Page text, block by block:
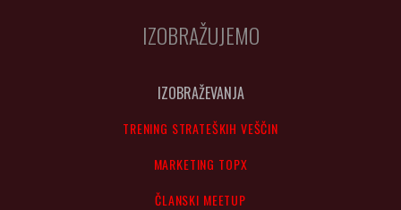
IZOBRAŽUJEMO
IZOBRAŽEVANJA
TRENING STRATEŠKIH VEŠČIN
MARKETING TOPX
ČLANSKI MEETUP